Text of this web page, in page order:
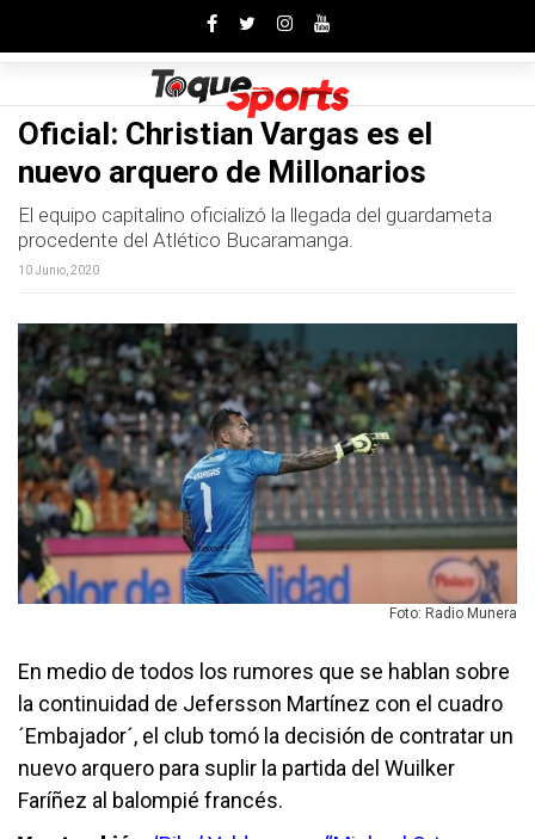
Oficial: Christian Vargas es el
nuevo arquero de Millonarios
El equipo capitalino oficializó la llegada del guardameta
procedente del Atlético Bucaramanga.
10 Junio, 2020
Foto: Radio Munera
En medio de todos los rumores que se hablan sobre
la continuidad de Jefersson Martínez con el cuadro
´Embajador´, el club tomó la decisión de contratar un
nuevo arquero para suplir la partida del Wuilker
Faríñez al balompié francés.